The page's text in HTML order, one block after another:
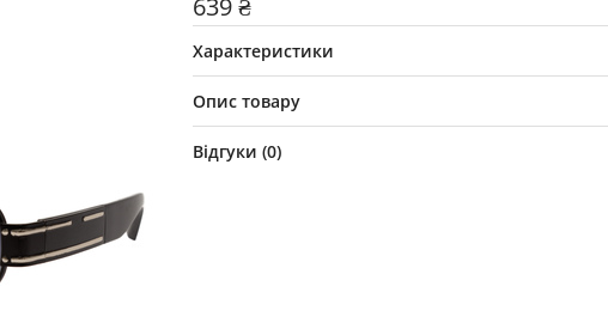
639 ₴
Характеристики
Опис товару
Відгуки (0)